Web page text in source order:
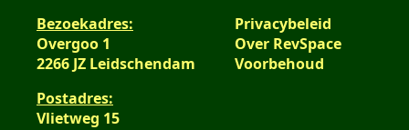
Bezoekadres:
Overgoo 1
2266 JZ Leidschendam
Postadres:
Vlietweg 15
Privacybeleid
Over RevSpace
Voorbehoud